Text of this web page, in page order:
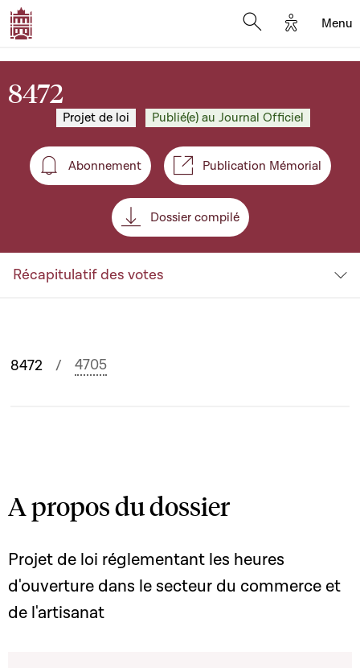
Options
Menu
8472
Projet de loi Publié(e) au Journal Officiel
Abonnement
Abonnement Publication Mémorial
Dossier compilé
Récapitulatif des votes
8472 4705
A propos du dossier
Projet de loi réglementant les heures
d'ouverture dans le secteur du commerce et
de l'artisanat